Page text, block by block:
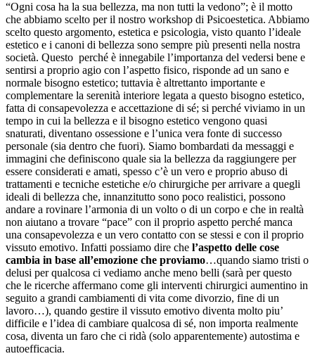
“Ogni cosa ha la sua bellezza, ma non tutti la vedono”; è il motto
che abbiamo scelto per il nostro workshop di Psicoestetica. Abbiamo
scelto questo argomento, estetica e psicologia, visto quanto l’ideale
estetico e i canoni di bellezza sono sempre più presenti nella nostra
società. Questo perché è innegabile l’importanza del vedersi bene e
sentirsi a proprio agio con l’aspetto fisico, risponde ad un sano e
normale bisogno estetico; tuttavia è altrettanto importante e
complementare la serenità interiore legata a questo bisogno estetico,
fatta di consapevolezza e accettazione di sé; si perché viviamo in un
tempo in cui la bellezza e il bisogno estetico vengono quasi
snaturati, diventano ossessione e l’unica vera fonte di successo
personale (sia dentro che fuori). Siamo bombardati da messaggi e
immagini che definiscono quale sia la bellezza da raggiungere per
essere considerati e amati, spesso c’è un vero e proprio abuso di
trattamenti e tecniche estetiche e/o chirurgiche per arrivare a quegli
ideali di bellezza che, innanzitutto sono poco realistici, possono
andare a rovinare l’armonia di un volto o di un corpo e che in realtà
non aiutano a trovare “pace” con il proprio aspetto perché manca
una consapevolezza e un vero contatto con se stessi e con il proprio
vissuto emotivo. Infatti possiamo dire che l’aspetto delle cose
cambia in base all’emozione che proviamo…quando siamo tristi o
delusi per qualcosa ci vediamo anche meno belli (sarà per questo
che le ricerche affermano come gli interventi chirurgici aumentino in
seguito a grandi cambiamenti di vita come divorzio, fine di un
lavoro…), quando gestire il vissuto emotivo diventa molto piu’
difficile e l’idea di cambiare qualcosa di sé, non importa realmente
cosa, diventa un faro che ci ridà (solo apparentemente) autostima e
autoefficacia.